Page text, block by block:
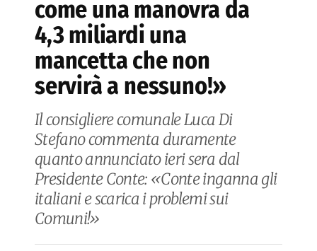
come una manovra da
4,3 miliardi una
mancetta che non
servirà a nessuno!»
Il consigliere comunale Luca Di
Stefano commenta duramente
quanto annunciato ieri sera dal
Presidente Conte: «Conte inganna gli
italiani e scarica i problemi sui
Comuni!»